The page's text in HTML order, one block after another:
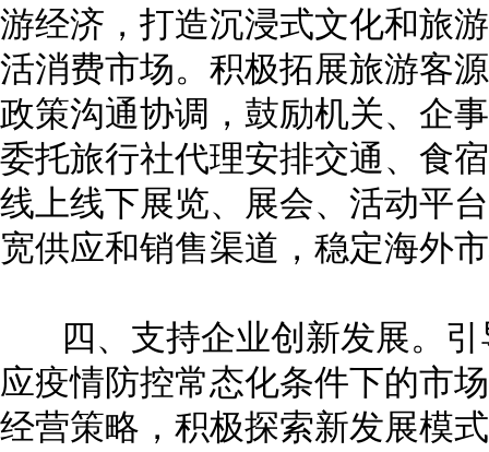
游经济，打造沉浸式文化和旅
活消费市场。积极拓展旅游客
政策沟通协调，鼓励机关、企
委托旅行社代理安排交通、食
线上线下展览、展会、活动平
宽供应和销售渠道，稳定海外
四、支持企业创新发展。引
应疫情防控常态化条件下的市
经营策略，积极探索新发展模